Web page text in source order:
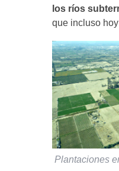
los ríos
que incluso
Plantaciones